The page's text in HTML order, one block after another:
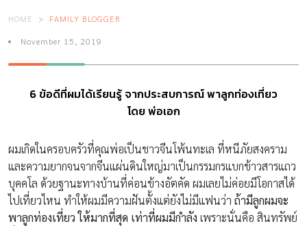
HOME FAMILY BLOGGER
November 15, 2019
6 ข้อดีที่ผมได้เรียนรู้ จากประสบการณ์ พาลูกท่องเที่ยว
โดย พ่อเอก
ผมเกิดในครอบครัวที่คุณพ่อเป็นชาวจีนโพ้นทะเล ที่หนีภัยสงคราม
และความยากจนจากจีนแผ่นดินใหญ่มาเป็นกรรมกรแบกข้าวสารแถว
บุคคโล ด้วยฐานะทางบ้านที่ค่อนข้างอัตคัด ผมเลยไม่ค่อยมีโอกาสได้
ไปเที่ยวไหน ทำให้ผมมีความฝันตั้งแต่ยังไม่มีแฟนว่า ถ้ามีลูกผมจะ
พาลูกท่องเที่ยว ให้มากที่สุด เท่าที่ผมมีกำลัง เพราะนั่นคือ สินทรัพย์